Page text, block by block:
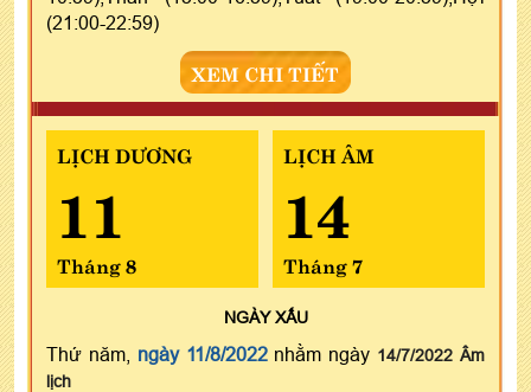
(21:00-22:59)
XEM CHI TIẾT
LỊCH DƯƠNG
11
Tháng 8
LỊCH ÂM
14
Tháng 7
NGÀYXẤU
Thứ năm, ngày 11/8/2022nhằm ngày 14/7/2022 Âm
lịch